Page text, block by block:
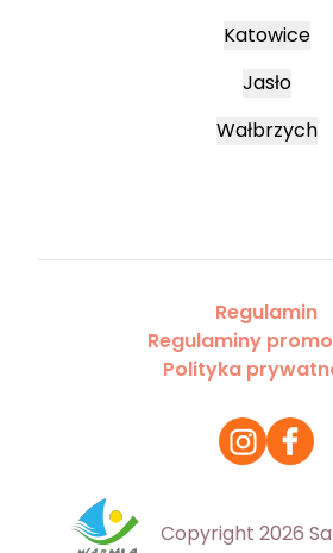
Katowice
Jasło
Wałbrzych
Regulamin
Regulaminy
Polityka
Copyright 2026